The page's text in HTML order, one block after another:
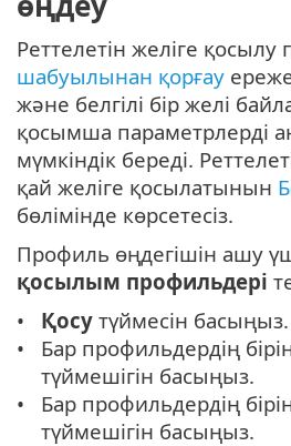
Реттелетін желіге қосылу
шабуылынан қорғау
және белгілі бір желі
қосымша параметрлерді
мүмкіндік береді.
қай желіге қосылатынын
бөлімінде көрсетесіз.
Профиль өңдегішін ашу
қосылым профильдері
Қосу түймесін басыңыз.
Бар профильдердің
түймешігін басыңыз.
Бар профильдердің
түймешігін басыңыз.